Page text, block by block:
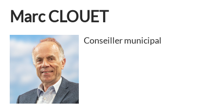
Marc CLOUET
Conseiller municipal